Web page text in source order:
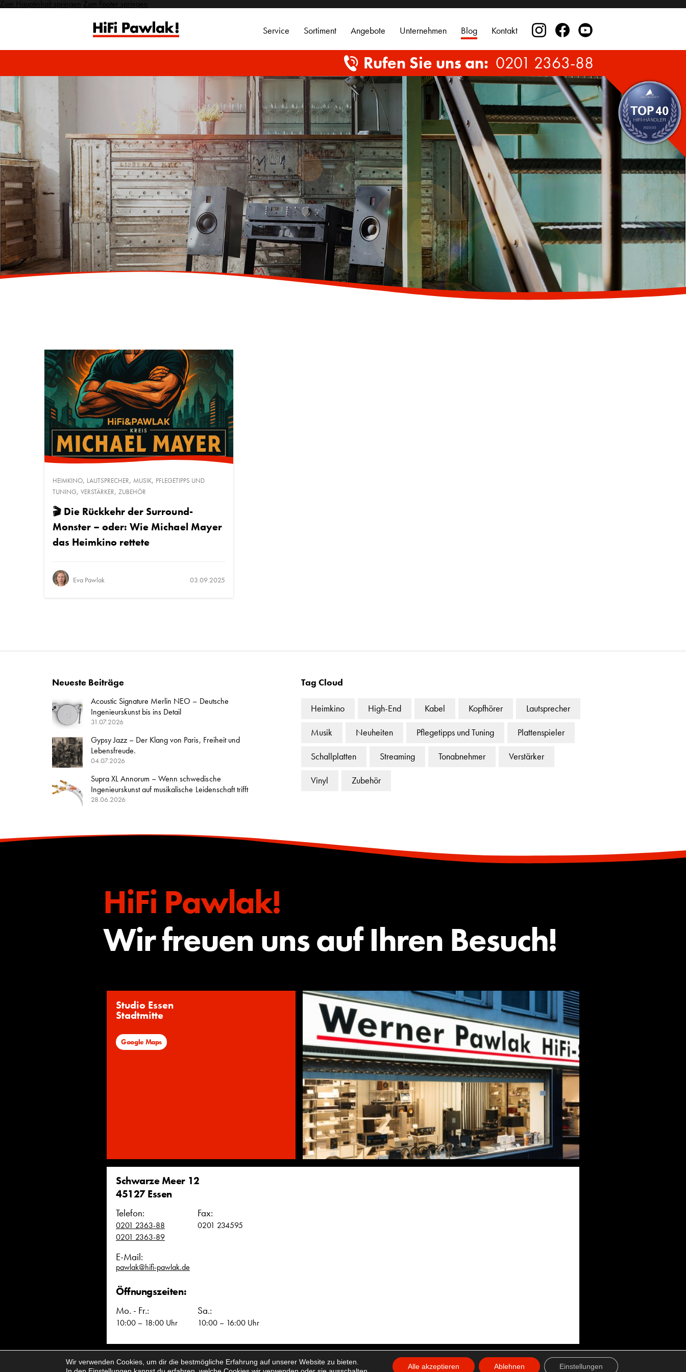
Zum Hauptinhalt springen Zum Footer springen
Service Sortiment Angebote Unternehmen Blog Kontakt
Rufen Sie uns an: 0201 2363-88
HEIMKINO, LAUTSPRECHER, MUSIK, PFLEGETIPPS UND
TUNING, VERSTÄRKER, ZUBEHÖR
🎬 Die Rückkehr der Surround-
Monster – oder: Wie Michael Mayer
das Heimkino rettete
Eva Pawlak 03.09.2025
Neueste Beiträge
Acoustic Signature Merlin NEO – Deutsche
Ingenieurskunst bis ins Detail
31.07.2026
Gypsy Jazz – Der Klang von Paris, Freiheit und
Lebensfreude.
04.07.2026
Supra XL Annorum – Wenn schwedische
Ingenieurskunst auf musikalische Leidenschaft trifft
28.06.2026
Tag Cloud
Heimkino High-End Kabel Kopfhörer Lautsprecher
Musik Neuheiten Pflegetipps und Tuning Plattenspieler
Schallplatten Streaming Tonabnehmer Verstärker
Vinyl Zubehör
HiFi Pawlak!
Wir freuen uns auf Ihren Besuch!
Studio Essen
Stadtmitte
Google Maps
Schwarze Meer 12
45127 Essen
Telefon:
0201 2363-88
0201 2363-89
Fax:
0201 234595
E-Mail:
pawlak@hifi-pawlak.de
Öffnungszeiten:
Mo. - Fr.:
10:00 – 18:00 Uhr
Sa.:
10:00 – 16:00 Uhr
Impressum & Datenschutz Cookieeinstellungen © 2026 Werner Pawlak GmbH
Wir verwenden Cookies, um dir die bestmögliche Erfahrung auf unserer Website zu bieten.
Alle akzeptieren Ablehnen Einstellungen